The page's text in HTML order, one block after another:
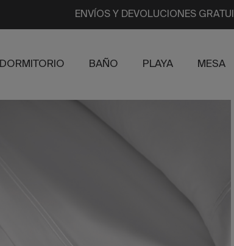
ENVÍOS Y DEVOLUCIONES
DORMITORIO BAÑO PLAYA MESA